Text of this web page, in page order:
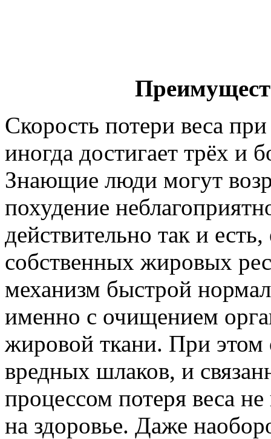
Скорость потери веса
иногда достигает трёх и
Знающие люди могут
похудение
действительно так и
собственных жировых
механизм быстрой
именно с очищением
жировой ткани. При этом
вредных шлаков, и
процессом потеря веса
на здоровье. Даже